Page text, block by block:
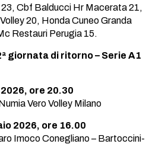
23, Cbf Balducci Hr Macerata 21,
20, Honda Cuneo Granda
Restauri Perugia 15.
giornata di ritorno – Serie A1
ore 20.30
Vero Volley Milano
2026, ore 16.00
Imoco Conegliano – Bartoccini-